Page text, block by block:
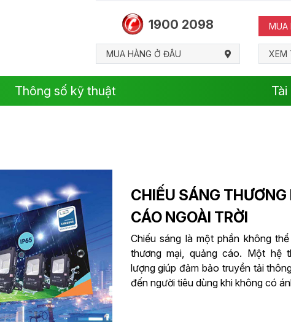
1900 2098 MUA
MUA HÀNG Ở ĐÂU XEM
Thông số kỹ thuật Tài
CHIẾU SÁNG
CÁO NGOÀI TRỜI
Chiếu sáng là một phần không
thương mại, quảng cáo. Một hệ
lượng giúp đảm bảo truyền tải
đến người tiêu dùng khi không có